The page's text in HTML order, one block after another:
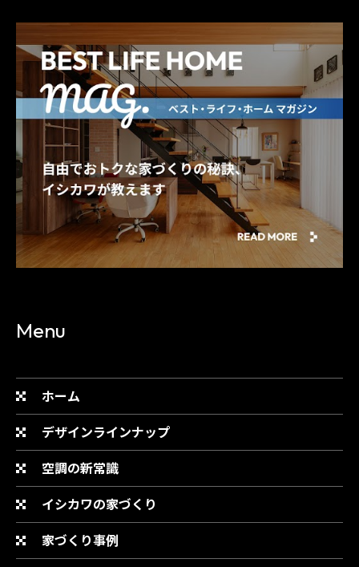
Menu
ホーム
デザインラインナップ
空調の新常識
イシカワの家づくり
家づくり事例